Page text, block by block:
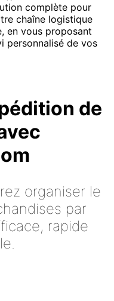
complète pour
chaîne logistique
en vous proposant
personnalisé de vos
de
organiser le
par
rapide